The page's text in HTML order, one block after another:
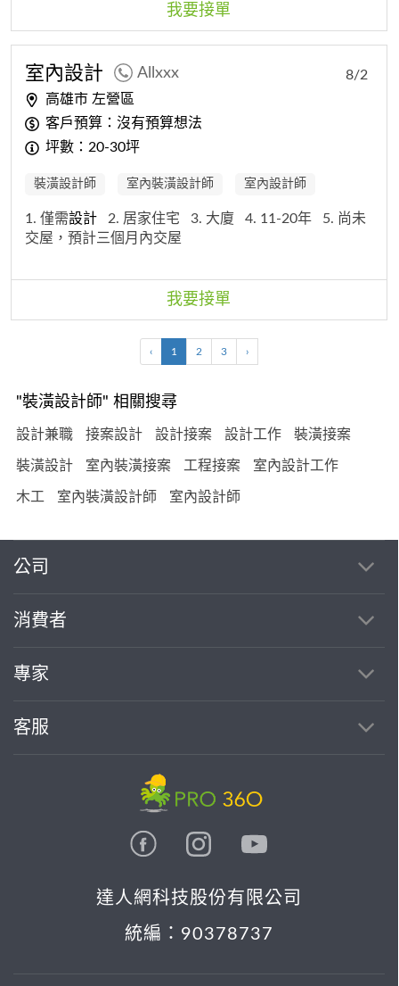
我要接單
室內設計 Allxxx
高雄市 左營區
客戶預算：沒有預算想法
坪數：20-30坪
8/2
裝潢設計師 室內裝潢設計師 室內設計師
1. 僅需設計 2. 居家住宅 3. 大廈 4. 11-20年
5. 尚未
交屋，預計三個月內交屋
我要接單
‹ 1 2 3 ›
"裝潢設計師" 相關搜尋
設計兼職 接案設計 設計接案 設計工作 裝潢接案
裝潢設計 室內裝潢接案 工程接案 室內設計工作
木工 室內裝潢設計師 室內設計師
公司
消費者
專家
客服
達人網科技股份有限公司
統編：90378737